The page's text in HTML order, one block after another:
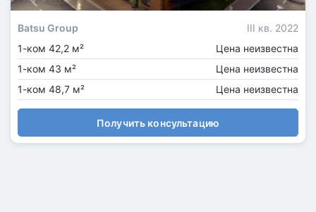
Batsu Group
III кв. 2022
1-ком 42,2 м²
Цена неизвестна
1-ком 43 м²
Цена неизвестна
1-ком 48,7 м²
Цена неизвестна
Получить консультацию